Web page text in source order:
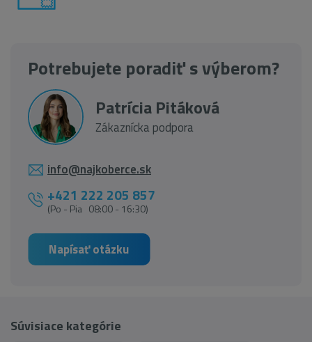
Potrebujete poradiť s výberom?
Patrícia Pitáková
Zákaznícka podpora
info@najkoberce.sk
+421 222 205 857
(Po - Pia 08:00 - 16:30)
Napísať otázku
Súvisiace kategórie